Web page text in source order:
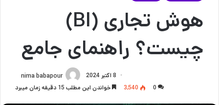
هوش تجاری (BI)
چیست؟ راهنمای جامع
nima babapour
8 اکتبر 2024
0
3,540 خواندن این مطلب 15 دقیقه زمان میبرد